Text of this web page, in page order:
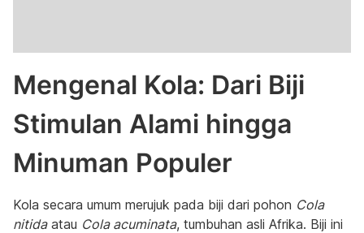
Mengenal Kola: Dari Biji
Stimulan Alami hingga
Minuman Populer
Kola secara umum merujuk pada biji dari pohon Cola
nitidaatau Cola acuminata, tumbuhan asli Afrika. Biji ini